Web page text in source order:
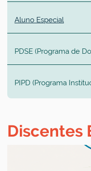
Aluno Especial
PDSE (Programa de
PIPD (Programa
Discentes